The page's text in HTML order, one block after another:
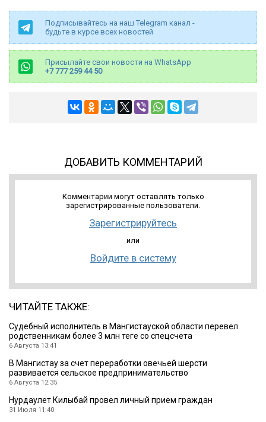
Подписывайтесь на наш Telegram канал -
будьте в курсе всех новостей
Присылайте свои новости на WhatsApp
+7 777 259 44 50
ДОБАВИТЬ КОММЕНТАРИЙ
Комментарии могут оставлять только
зарегистрированные пользователи.
Зарегистрируйтесь
или
Войдите в систему
ЧИТАЙТЕ ТАКЖЕ:
Судебный исполнитель в Мангистауской области перевел
родственникам более 3 млн теңге со спецсчета
6 Августа 13:41
В Мангистау за счет переработки овечьей шерсти
развивается сельское предпринимательство
6 Августа 12:35
Нурдаулет Килыбай провел личный прием граждан
31 Июля 11:40